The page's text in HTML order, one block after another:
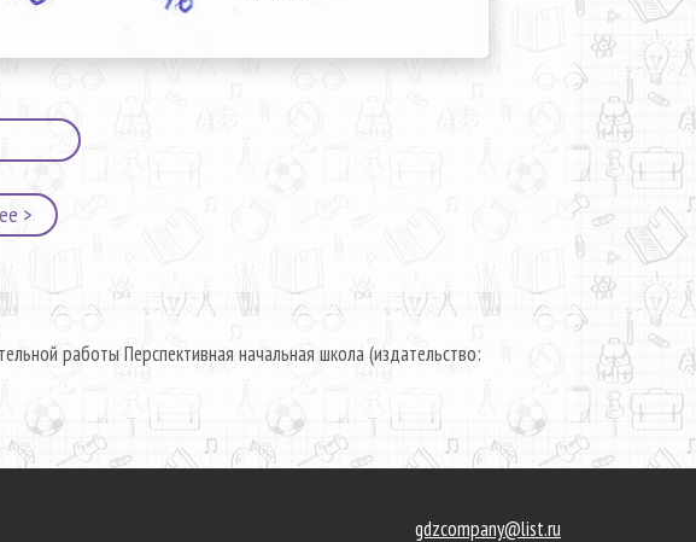
>
работы Перспективная начальная школа (издательство:
gdzcompany@list.ru